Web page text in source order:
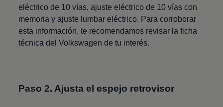
eléctrico de 10 vías, ajuste eléctrico de 10 vías con
memoria y ajuste lumbar eléctrico. Para corroborar
esta información, te recomendamos revisar la ficha
técnica del Volkswagen de tu interés.
Paso 2. Ajusta el espejo retrovisor